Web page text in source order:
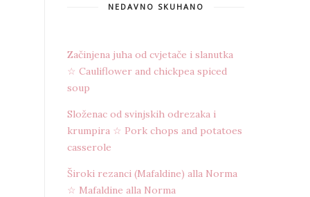
NEDAVNO SKUHANO
Začinjena juha od cvjetače i slanutka
☆ Cauliflower and chickpea spiced
soup
Složenac od svinjskih odrezaka i
krumpira ☆ Pork chops and potatoes
casserole
Široki rezanci (Mafaldine) alla Norma
☆ Mafaldine alla Norma